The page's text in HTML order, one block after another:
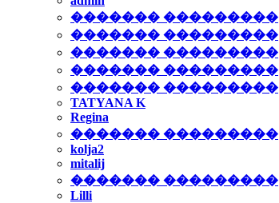
������� ���������
������� ���������
������� ���������
������� ���������
������� ���������
TATYANA K
Regina
������� ���������
kolja2
mitalij
������� ���������
Lilli